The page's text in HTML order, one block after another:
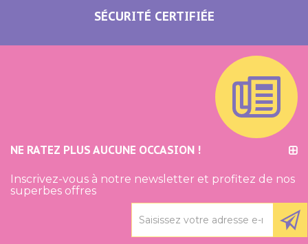
SÉCURITÉ CERTIFIÉE
NE RATEZ PLUS AUCUNE OCCASION !
Inscrivez-vous à notre newsletter et profitez de nos
superbes offres